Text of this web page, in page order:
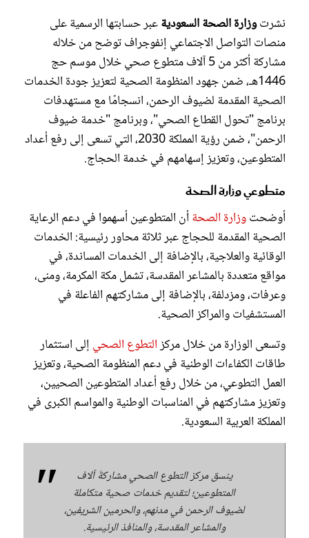
نشرتوزارة الصحة السعوديةعبر حسابتها الرسمية على
منصات التواصل الاجتماعي إنفوجراف توضح من خلاله
مشاركة أكثر من 5 آلاف متطوع صحي خلال موسم حج
1446هـ، ضمن جهود المنظومة الصحية لتعزيز جودة الخدمات
الصحية المقدمة لضيوف الرحمن، انسجامًا مع مستهدفات
برنامج "تحول القطاع الصحي"، وبرنامج "خدمة ضيوف
الرحمن"، ضمن رؤية المملكة 2030، التي تسعى إلى رفع أعداد
المتطوعين، وتعزيز إسهامهم في خدمة الحجاج.
متطوعي وزارة الصحة
أوضحتوزارة الصحةأن المتطوعين أسهموا في دعم الرعاية
الصحية المقدمة للحجاج عبر ثلاثة محاور رئيسية: الخدمات
الوقائية والعلاجية، بالإضافة إلى الخدمات المساندة، في
مواقع متعددة بالمشاعر المقدسة، تشمل مكة المكرمة، ومنى،
وعرفات، ومزدلفة، بالإضافة إلى مشاركتهم الفاعلة في
المستشفيات والمراكز الصحية.
وتسعى الوزارة من خلال مركزالتطوع الصحي إلى استثمار
طاقات الكفاءات الوطنية في دعم المنظومة الصحية، وتعزيز
العمل التطوعي، من خلال رفع أعداد المتطوعين الصحيين،
وتعزيز مشاركتهم في المناسبات الوطنية والمواسم الكبرى في
المملكة العربية السعودية.
ينسق مركز التطوع الصحي مشاركةَ آلاف
المتطوعين؛ لتقديم خدمات صحية متكاملة
لضيوف الرحمن في مدنهم، والحرمين الشريفين،
والمشاعر المقدسة، والمنافذ الرئيسية.